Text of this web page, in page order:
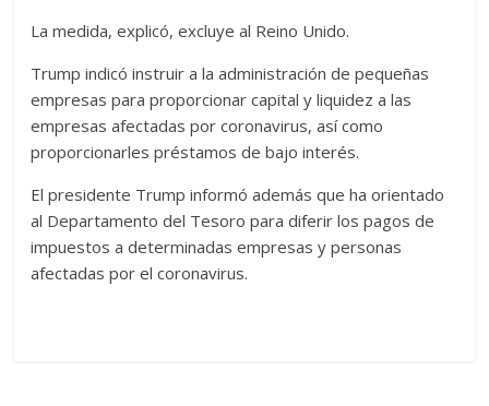
La medida, explicó, excluye al Reino Unido.
Trump indicó instruir a la administración de pequeñas
empresas para proporcionar capital y liquidez a las
empresas afectadas por coronavirus, así como
proporcionarles préstamos de bajo interés.
El presidente Trump informó además que ha orientado
al Departamento del Tesoro para diferir los pagos de
impuestos a determinadas empresas y personas
afectadas por el coronavirus.